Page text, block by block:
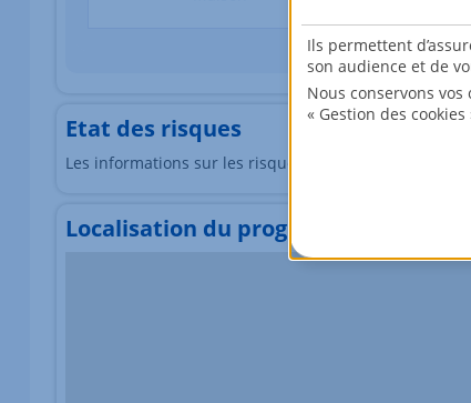
Etat des risques
Les informations sur les risques auxquels ce bien
Localisation du programme
Ils permettent
son audience et de
Nous conservons
« Gestion des